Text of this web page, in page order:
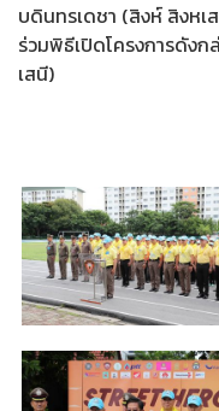
บดินทรเดชา (สิงห์ สิงหเ
ร่วมพิธีเปิดโครงการดัง
เสนี)